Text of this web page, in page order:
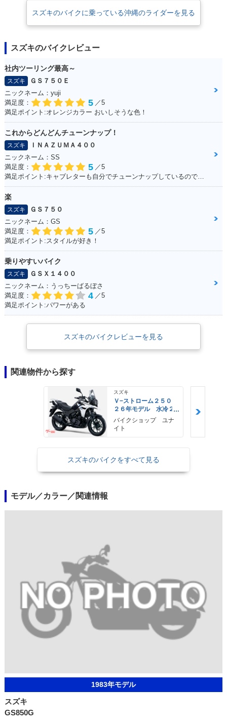
スズキのバイクに乗っている沖縄のライダーを見る
スズキのバイクレビュー
社内ツーリング最高～
スズキ
ＧＳ７５０Ｅ
ニックネーム：yuji
満足度：
5 ／5
満足ポイント:オレンジカラー おいしそうな色！
これからどんどんチューンナップ！
スズキ
ＩＮＡＺＵＭＡ４００
ニックネーム：SS
満足度：
5 ／5
満足ポイント:キャブレターも自分でチューンナップしているので、これからもっともっとチューンナップしていきたい♪
楽
スズキ
ＧＳ７５０
ニックネーム：GS
満足度：
5 ／5
満足ポイント:スタイルが好き！
乗りやすいバイク
スズキ
ＧＳＸ１４００
ニックネーム：うっちーばるぼさ
満足度：
4 ／5
満足ポイント:パワーがある
スズキのバイクレビューを見る
関連物件から探す
スズキ
Ｖ−ストローム２５０
２６年モデル 水冷２
気筒エンジン ＬＥＤ
ヘッドライト標準装備
バイクショップ ユナ
イト
スズキのバイクをすべて見る
モデル／カラー／関連情報
1983年モデル
スズキ
GS850G